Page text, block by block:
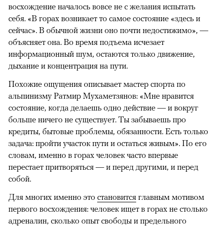
восхождение началось вовсе не с желания испытать
себя. «В горах возникает то самое состояние «здесь и
сейчас». В обычной жизни оно почти недостижимо», —
объясняет она. Во время подъема исчезает
информационный шум, остаются только движение,
дыхание и концентрация на пути.
Похожие ощущения описывает мастер спорта по
альпинизму Ратмир Мухаметзянов: «Мне нравится
состояние, когда делаешь одно действие — и вокруг
больше ничего не существует. Ты забываешь про
кредиты, бытовые проблемы, обязанности. Есть только
задача: пройти участок пути и остаться живым». По его
словам, именно в горах человек часто впервые
перестает притворяться — и перед другими, и перед
собой.
Для многих именно это становится главным мотивом
первого восхождения: человек ищет в горах не столько
адреналин, сколько опыт свободы и предельного